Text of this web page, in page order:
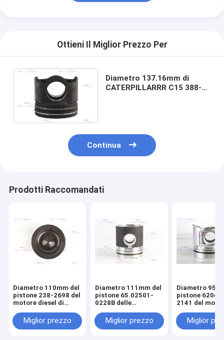
Ottieni Il Miglior Prezzo Per
Diametro 137.16mm di
CATERPILLARRR C15 388-
Continua
Prodotti Raccomandati
Diametro 110mm del
pistone 238-2698 del
motore diesel di
Miglior prezzo
Diametro 111mm del
pistone 65.02501-
0228B delle
motore di DOOSAN
DE08T
Miglior prezzo
Diametro
pistone 6204-
2141 del
S4D95LE-2
Miglior